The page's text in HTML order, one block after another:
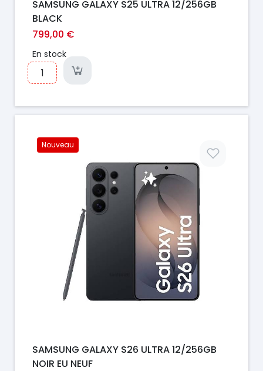
SAMSUNG GALAXY S25 ULTRA 12/256GB
BLACK
799,00 €
En stock
Nouveau
SAMSUNG GALAXY S26 ULTRA 12/256GB
NOIR EU NEUF